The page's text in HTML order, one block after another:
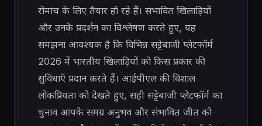
रोमांच के लिए तैयार हो रहे हैं। संभावित खिलाड़ियों
और उनके प्रदर्शन का विश्लेषण करते हुए, यह
समझना आवश्यक है कि विभिन्न सट्टेबाजी प्लेटफॉर्म
2026 में भारतीय खिलाड़ियों को किस प्रकार की
सुविधाएँ प्रदान करते हैं। आईपीएल की विशाल
लोकप्रियता को देखते हुए, सही सट्टेबाजी प्लेटफॉर्म का
चुनाव आपके समग्र अनुभव और संभावित जीत को